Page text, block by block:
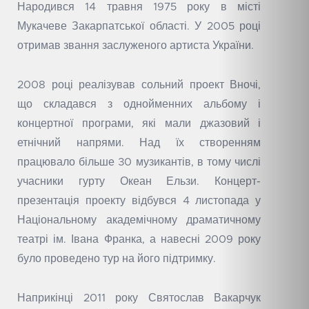
Народився 14 травня 1975 року в місті
Мукачеве Закарпатської області. У 2005 році
отримав звання заслуженого артиста України.
2008 році реалізував сольний проект Вночі,
що складався з однойменних альбому і
концертної програми, які мали джазовий і
етнічний напрями. Над їх створенням
працювало більше 30 музикантів, в тому числі
учасники гурту Океан Ельзи. Концерт-
презентація проекту відбувся 4 листопада у
Національному академічному драматичному
театрі ім. Івана Франка, а навесні 2009 року
було проведено тур на його підтримку.
Наприкінці 2011 року Святослав Вакарчук